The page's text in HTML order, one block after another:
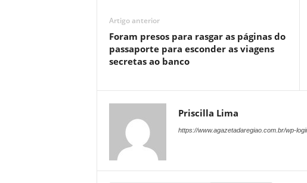
Artigo anterior
Foram presos para rasgar as páginas do
passaporte para esconder as viagens
secretas ao banco
Priscilla Lima
https://www.agazetadaregiao.com.br/wp-